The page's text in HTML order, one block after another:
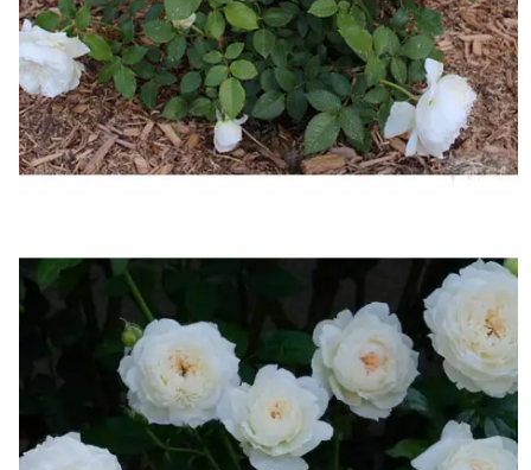
Возраст Цена Купить
2 года 2500
3 года 3500
4 года 4500
В КОРЗИНУ
Купить в один клик